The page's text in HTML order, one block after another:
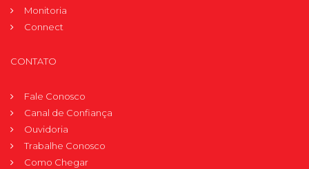
Monitoria
Connect
CONTATO
Fale Conosco
Canal de Confiança
Ouvidoria
Trabalhe Conosco
Como Chegar